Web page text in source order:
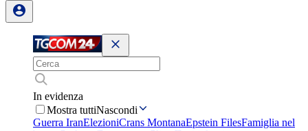
In evidenza
Mostra tuttiNascondi
Guerra IranElezioniCrans MontanaEpstein FilesFamiglia nel